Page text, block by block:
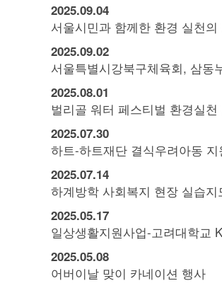
2025.09.04
서울시민과 함께한 환경 실천
2025.09.02
서울특별시강북구체육회, 삼동
2025.08.01
벌리골 워터 페스티벌 환경실천
2025.07.30
하트-하트재단 결식우려아동
2025.07.14
하계방학 사회복지 현장 실습지
2025.05.17
일상생활지원사업-고려대학교
2025.05.08
어버이날 맞이 카네이션 행사